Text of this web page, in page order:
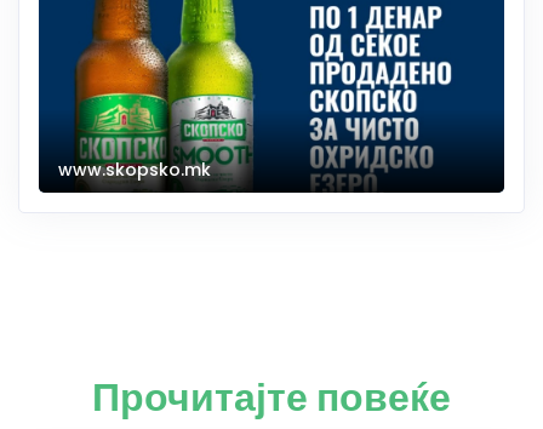
www.skopsko.mk
Прочитајте повеќе